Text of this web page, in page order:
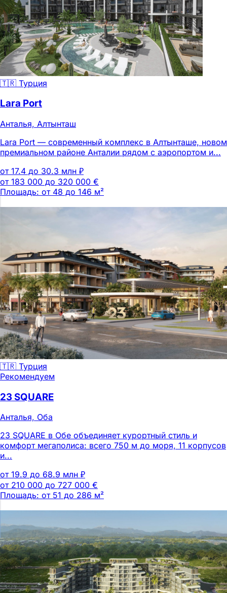
🇹🇷 Турция
Lara Port
Анталья, Алтынташ
Lara Port — современный комплекс в Алтынташе, новом
премиальном районе Анталии рядом с аэропортом и...
от 17.4 до 30.3 млн ₽
от 183 000 до 320 000 €
Площадь: от 48 до 146 м²
🇹🇷 Турция
Рекомендуем
23 SQUARE
Анталья, Оба
23 SQUARE в Обе объединяет курортный стиль и
комфорт мегаполиса: всего 750 м до моря, 11 корпусов
и...
от 19.9 до 68.9 млн ₽
от 210 000 до 727 000 €
Площадь: от 51 до 286 м²